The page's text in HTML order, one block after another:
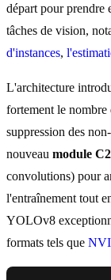
départ pour prendre
tâches de vision,
d'instances,
L'architecture
fortement le nombre
suppression des
nouveau module
convolutions) pour
l'entraînement tout
YOLOv8
formats tels que